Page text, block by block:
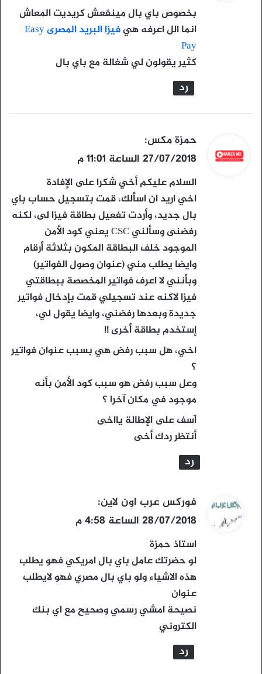
و
ل
بخصوص باي بال مينفعش كريديت المعاش
انما الل اعرفه هي
فيزا البريد المصرى Easy
Pay
كثير يقولون لي شغالة مع باي بال
رد
ي
ق
و
ل
حمزة مكس:
27/07/2018 الساعة 11:01 م
السلام عليكم أخي شكرا على الإفادة
اخي اريد ان اسألك، قمت بتسجيل حساب باي
بال جديد، وأردت تفعيل بطاقة فيزا لى، لكنه
رفضنى وسألني CSC يعني كود الأمن
الموجود خلف البطاقة المكون بثلاثة أرقام
وايضا يطلب مني (عنوان وصول الفواتير)
وبأنني لا اعرف فواتير المخصصة ببطاقتي
فيزا لاكنه عند تسجيلي قمت بإدخال فواتير
جديدة وبعدها رفضني، وايضا يقول لي،
إستخدم بطاقة أخرى !!
اخي، هل سبب رفض هي بسبب عنوان فواتير
؟
وعل سبب رفض هو سبب كود الأمن بأنه
موجود في مكان آخرا ؟
آسف على الإطالة يااخى
أنتظر ردك أخى
رد
ي
ق
و
ل
فوركس عرب اون لاين:
28/07/2018 الساعة 4:58 م
استاذ حمزة
لو حضرتك عامل باي بال امريكي فهو يطلب
هذه الاشياء ولو باي بال مصري فهو لايطلب
عنوان
نصيحة امشي رسمي وصحيح مع اي بنك
الكتروني
رد